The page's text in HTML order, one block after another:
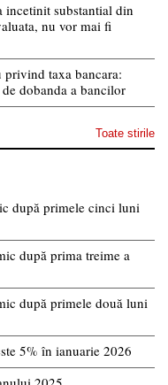
incetinit substantial din
nu vor mai fi
taxa bancara:
dobanda a bancilor
Toate stirile
după primele cinci luni
după prima treime a
după primele două luni
5% în ianuarie 2026